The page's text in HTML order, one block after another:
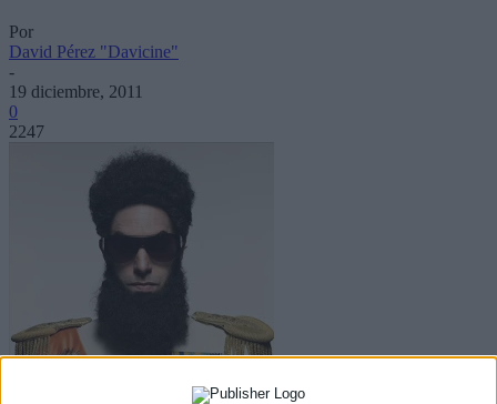
Por
David Pérez "Davicine"
-
19 diciembre, 2011
0
2247